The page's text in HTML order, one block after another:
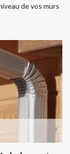
de vos murs